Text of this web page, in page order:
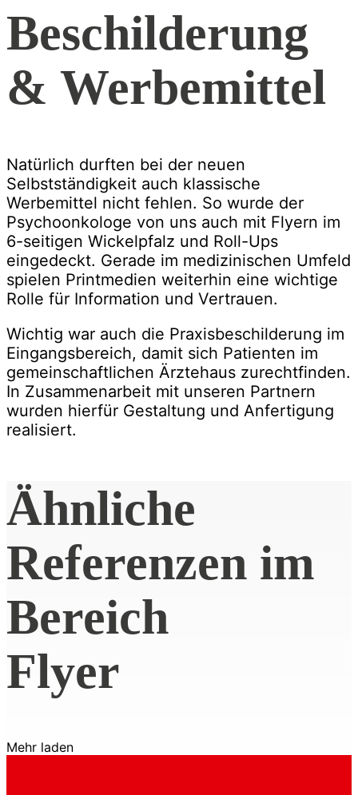
Beschilderung
& Werbemittel
Natürlich durften bei der neuen
Selbstständigkeit auch klassische
Werbemittel nicht fehlen. So wurde der
Psychoonkologe von uns auch mit Flyern im
6-seitigen Wickelpfalz und Roll-Ups
eingedeckt. Gerade im medizinischen Umfeld
spielen Printmedien weiterhin eine wichtige
Rolle für Information und Vertrauen.
Wichtig war auch die Praxisbeschilderung im
Eingangsbereich, damit sich Patienten im
gemeinschaftlichen Ärztehaus zurechtfinden.
In Zusammenarbeit mit unseren Partnern
wurden hierfür Gestaltung und Anfertigung
realisiert.
Ähnliche
Referenzen im
Bereich
Flyer
Mehr laden